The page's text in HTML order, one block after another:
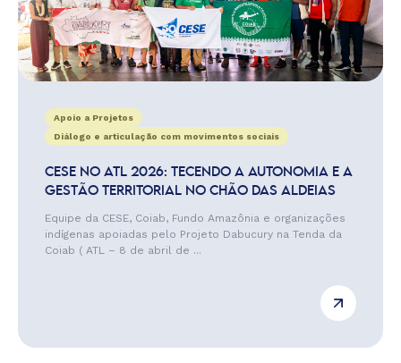
Apoio a Projetos
Diálogo e articulação com movimentos sociais
CESE NO ATL 2026: TECENDO A AUTONOMIA E A
GESTÃO TERRITORIAL NO CHÃO DAS ALDEIAS
Equipe da CESE, Coiab, Fundo Amazônia e organizações
indígenas apoiadas pelo Projeto Dabucury na Tenda da
Coiab ( ATL – 8 de abril de ...